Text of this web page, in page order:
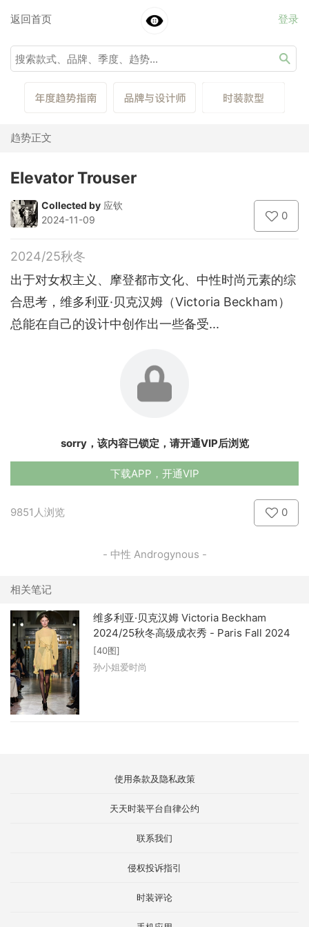
返回首页 登录
趋势正文
Elevator Trouser
Collected by 应钦
2024-11-09
0
2024/25秋冬
出于对女权主义、摩登都市文化、中性时尚元素的综
合思考，维多利亚·贝克汉姆（Victoria Beckham）
总能在自己的设计中创作出一些备受...
sorry，该内容已锁定，请开通VIP后浏览
下载APP，开通VIP
9851人浏览 0
- 中性 Androgynous -
相关笔记
维多利亚·贝克汉姆 Victoria Beckham
2024/25秋冬高级成衣秀 - Paris Fall 2024
[40图]
孙小姐爱时尚
使用条款及隐私政策
天天时装平台自律公约
联系我们
侵权投诉指引
时装评论